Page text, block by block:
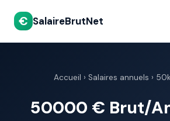
€ SalaireBrutNet
Accueil › Salaires annuels ›
50000 € Brut/